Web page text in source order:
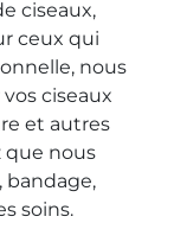
ciseaux,
ceux qui
nous
ciseaux
et autres
que nous
bandage,
soins.